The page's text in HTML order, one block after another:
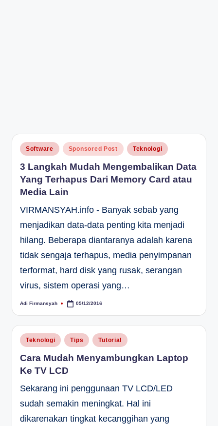
Posted
in
Software Sponsored Post Teknologi
3 Langkah Mudah Mengembalikan Data
Yang Terhapus Dari Memory Card atau
Media Lain
VIRMANSYAH.info - Banyak sebab yang
menjadikan data-data penting kita menjadi
hilang. Beberapa diantaranya adalah karena
tidak sengaja terhapus, media penyimpanan
terformat, hard disk yang rusak, serangan
virus, sistem operasi yang…
Posted
Adi Firmansyah 05/12/2016
Posted
in
Teknologi Tips Tutorial
Cara Mudah Menyambungkan Laptop
Ke TV LCD
Sekarang ini penggunaan TV LCD/LED
sudah semakin meningkat. Hal ini
dikarenakan tingkat kecanggihan yang